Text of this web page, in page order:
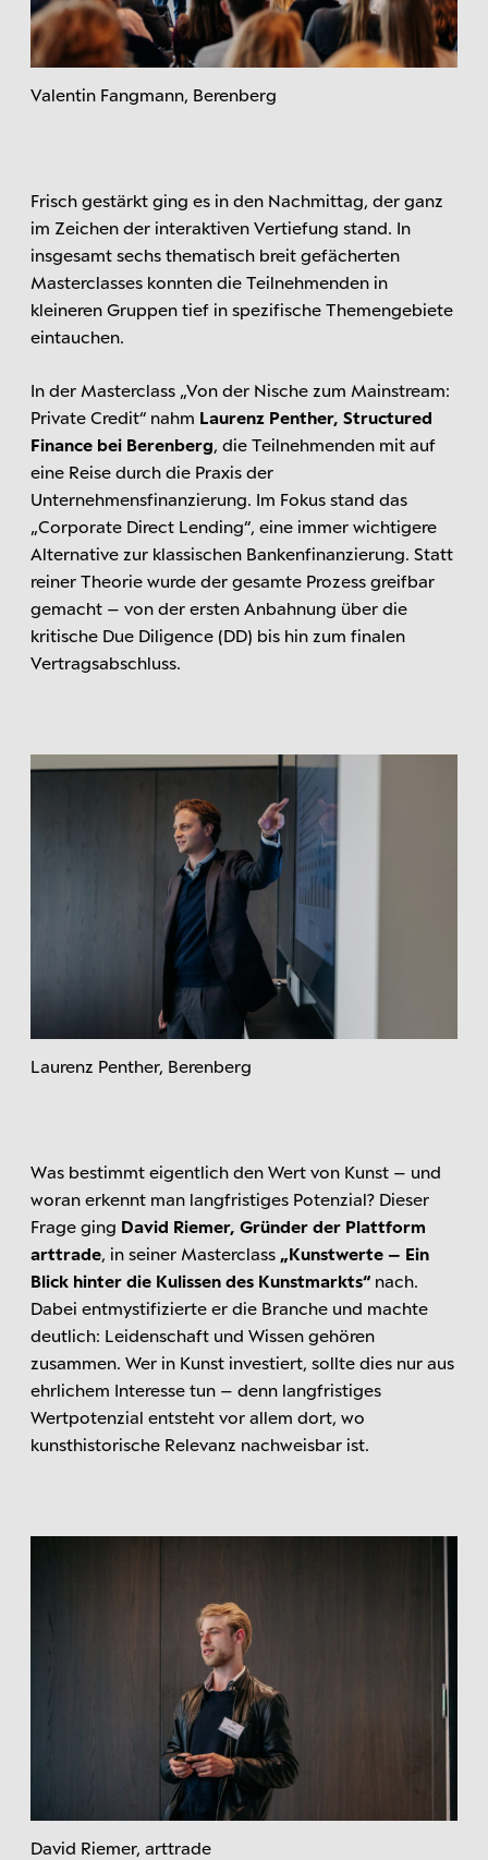
Valentin Fangmann, Berenberg
Frisch gestärkt ging es in den Nachmittag, der ganz
im Zeichen der interaktiven Vertiefung stand. In
insgesamt sechs thematisch breit gefächerten
Masterclasses konnten die Teilnehmenden in
kleineren Gruppen tief in spezifische Themengebiete
eintauchen.
In der Masterclass „Von der Nische zum Mainstream:
Private Credit“ nahm Laurenz Penther, Structured
Finance bei Berenberg, die Teilnehmenden mit auf
eine Reise durch die Praxis der
Unternehmensfinanzierung. Im Fokus stand das
„Corporate Direct Lending“, eine immer wichtigere
Alternative zur klassischen Bankenfinanzierung. Statt
reiner Theorie wurde der gesamte Prozess greifbar
gemacht – von der ersten Anbahnung über die
kritische Due Diligence (DD) bis hin zum finalen
Vertragsabschluss.
Laurenz Penther, Berenberg
Was bestimmt eigentlich den Wert von Kunst – und
woran erkennt man langfristiges Potenzial? Dieser
Frage ging David Riemer, Gründer der Plattform
arttrade, in seiner Masterclass „Kunstwerte – Ein
Blick hinter die Kulissen des Kunstmarkts“ nach.
Dabei entmystifizierte er die Branche und machte
deutlich: Leidenschaft und Wissen gehören
zusammen. Wer in Kunst investiert, sollte dies nur aus
ehrlichem Interesse tun – denn langfristiges
Wertpotenzial entsteht vor allem dort, wo
kunsthistorische Relevanz nachweisbar ist.
David Riemer, arttrade